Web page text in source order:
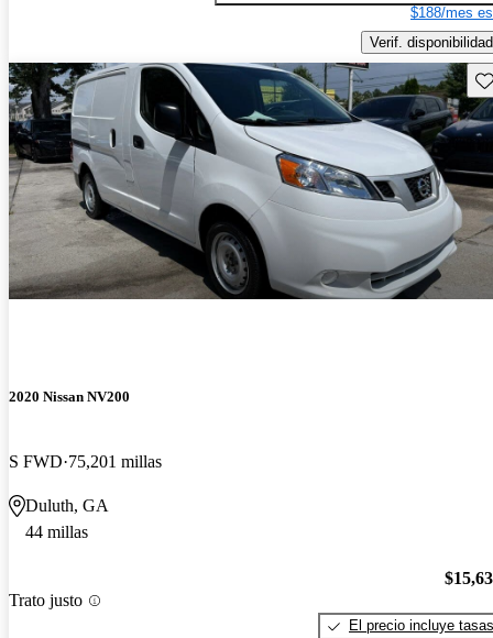
$188/mes
Verif. disponibilidad
2020 Nissan NV200
S FWD 75,201 millas
Duluth, GA
44 millas
Trato justo
El precio incluye tasas